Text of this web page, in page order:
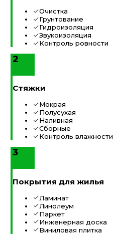
Очистка
Грунтование
Гидроизоляция
Звукоизоляция
Контроль ровности
2
Стяжки
Мокрая
Полусухая
Наливная
Сборные
Контроль влажности
3
Покрытия для жилья
Ламинат
Линолеум
Паркет
Инженерная доска
Виниловая плитка